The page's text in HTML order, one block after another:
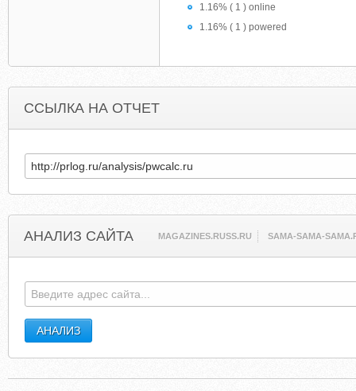
1.16% ( 1 ) online
1.16% ( 1 ) powered
ССЫЛКА НА ОТЧЕТ
АНАЛИЗ САЙТА MAGAZINES.RUSS.RU SAMA-SAMA-